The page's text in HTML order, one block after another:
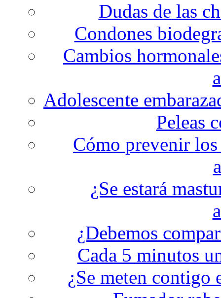
Dudas de las
Condones
Cambios
Adolescente
Peleas
Cómo prevenir
¿Se estará
¿Debemos
Cada 5 minutos
¿Se meten contigo